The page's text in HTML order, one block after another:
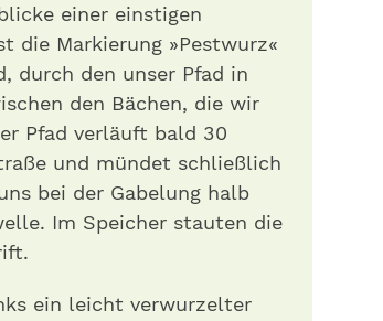
einer einstigen
die Markierung »Pestwurz«
durch den unser Pfad in
den Bächen, die wir
Pfad verläuft bald 30
und mündet schließlich
bei der Gabelung halb
Im Speicher stauten die
ein leicht verwurzelter